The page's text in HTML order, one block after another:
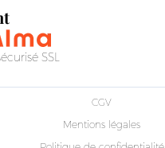
SSL
CGV
Mentions légales